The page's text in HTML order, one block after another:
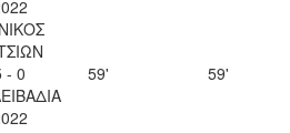
- 0
59' 59'